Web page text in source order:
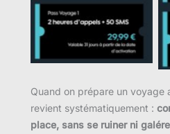
Quand on prépare un voyage
revient systématiquement :
place, sans se ruiner ni